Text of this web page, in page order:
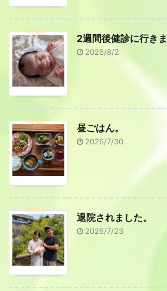
2週間後健診に行きま
2026/8/2
昼ごはん。
2026/7/30
退院されました。
2026/7/23